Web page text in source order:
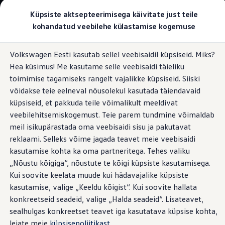
Küpsiste aktsepteerimisega käivitate just teile
kohandatud veebilehe külastamise kogemuse
Volkswagen Eesti kasutab sellel veebisaidil küpsiseid. Miks?
Hea küsimus! Me kasutame selle veebisaidi täieliku
toimimise tagamiseks rangelt vajalikke küpsiseid. Siiski
võidakse teie eelneval nõusolekul kasutada täiendavaid
küpsiseid, et pakkuda teile võimalikult meeldivat
veebilehitsemiskogemust. Teie parem tundmine võimaldab
meil isikupärastada oma veebisaidi sisu ja pakutavat
reklaami. Selleks võime jagada teavet meie veebisaidi
kasutamise kohta ka oma partneritega. Tehes valiku
„Nõustu kõigiga“, nõustute te kõigi küpsiste kasutamisega.
Kui soovite keelata muude kui hädavajalike küpsiste
kasutamise, valige „Keeldu kõigist“. Kui soovite hallata
konkreetseid seadeid, valige „Halda seadeid“. Lisateavet,
sealhulgas konkreetset teavet iga kasutatava küpsise kohta,
leiate meie küpsisepoliitikast.
põhisisu
juurde
jaluse
juurde
Valige oma Volkswagen
Mudelid ja konfiguraator
Uus ID. Cross
Konfigureeri
Volkswageni tarbesõidukid. Igaks ülesandeks valmis
Volkswagen laoautode e-pood
Pakkumised ja teenused
Juubelipakkumine
Autovahetus
Garantii
Volkswagen laoautode e-pood
Tasuta registreerimistasu sinu uuele Volkswagenile!
Tiguani pistikhübriid
Elektriautod ja hübriidautod
Golf eHybrid
Tiguan eHybrid
Passat eHybrid
Tayron eHybrid
Touareg eHybrid
Ära iial ütle iial
ID. teadmised
Uksed ja tagaosalahendused
Mugav juurdepääs
kõigilt külgedelt
Soovite laadida euroaluseid uude Transporteri kaubikusse
kahveltõstukiga läbi kaubiku küljeukse? Tänu
kaassõitjapoolse lükandukse (lisavarustusena ka elektrilise)
eriti laiale avausele on see nüüd lihtsam. Juhipoolne teine
lükanduks pakub laadimisel ja mahalaadimisel